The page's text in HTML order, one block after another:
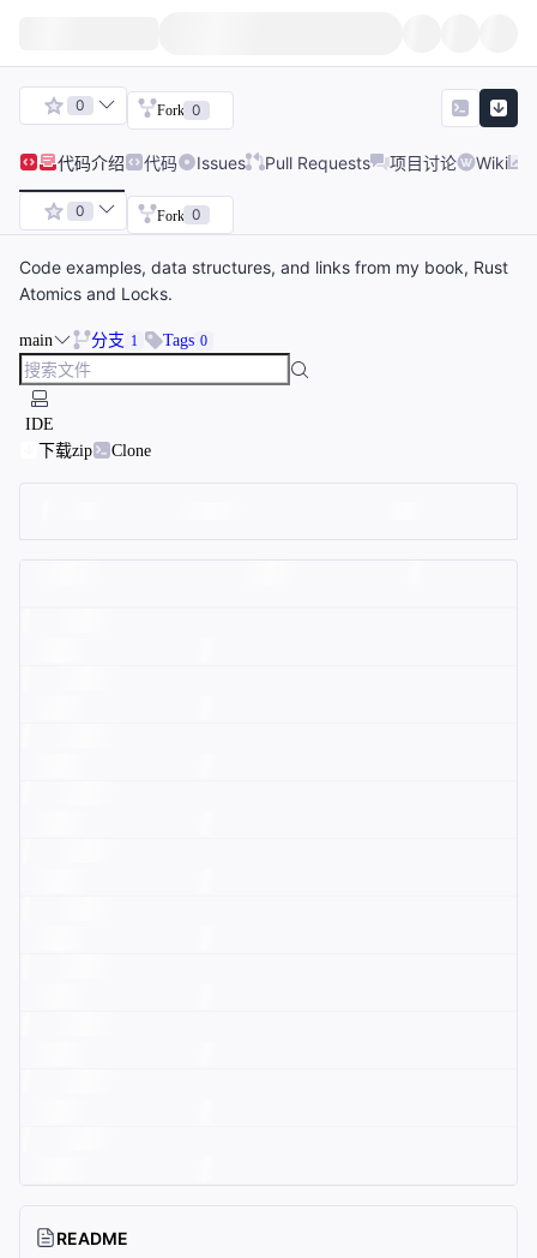
0 Fork 0
代码介绍 代码 Issues Pull Requests 项目讨论 Wiki
0 Fork 0
Code examples, data structures, and links from my book, Rust
Atomics and Locks.
main 分支 1 Tags 0
IDE
下载zip
Clone
README